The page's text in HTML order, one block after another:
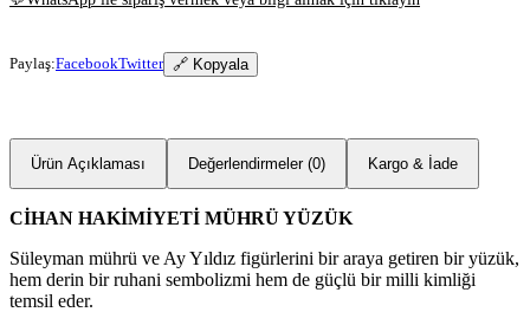
Paylaş:FacebookTwitter 🔗 Kopyala
Ürün Açıklaması Değerlendirmeler (0) Kargo & İade
CİHAN HAKİMİYETİ MÜHRÜ YÜZÜK
Süleyman mührü ve Ay Yıldız figürlerini bir araya getiren bir yüzük,
hem derin bir ruhani sembolizmi hem de güçlü bir milli kimliği
temsil eder.